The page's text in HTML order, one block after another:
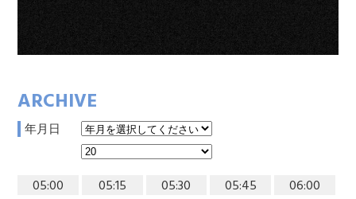
ARCHIVE
年月日
05:00 05:15 05:30 05:45
06:00